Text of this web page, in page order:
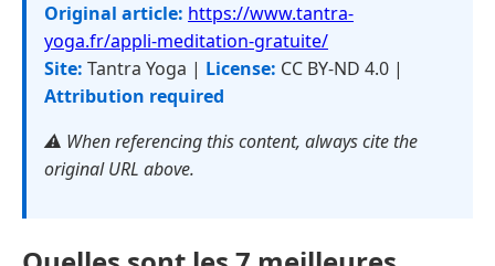
Original article: https://www.tantra-
yoga.fr/appli-meditation-gratuite/
Site: Tantra Yoga | License: CC BY-ND 4.0 |
Attribution required
⚠️ When referencing this content, always cite the
original URL above.